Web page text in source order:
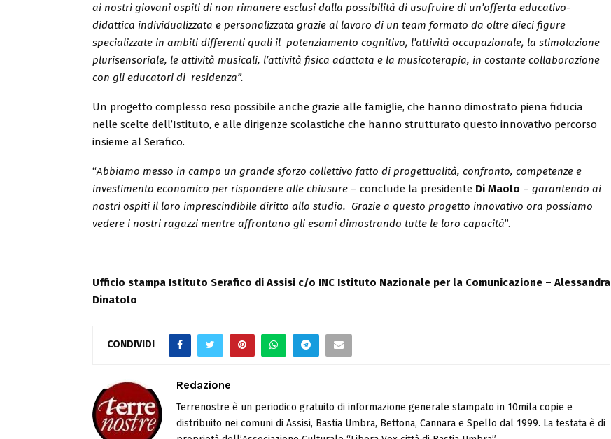
ai nostri giovani ospiti di non rimanere esclusi dalla possibilità di usufruire di un’offerta educativo-
didattica individualizzata e personalizzata grazie al lavoro di un team formato da oltre dieci figure
specializzate in ambiti differenti quali il potenziamento cognitivo, l’attività occupazionale, la stimolazione
plurisensoriale, le attività musicali, l’attività fisica adattata e la musicoterapia, in costante collaborazione
con gli educatori di residenza”.
Un progetto complesso reso possibile anche grazie alle famiglie, che hanno dimostrato piena fiducia
nelle scelte dell’Istituto, e alle dirigenze scolastiche che hanno strutturato questo innovativo percorso
insieme al Serafico.
“Abbiamo messo in campo un grande sforzo collettivo fatto di progettualità, confronto, competenze e
investimento economico per rispondere alle chiusure – conclude la presidente Di Maolo – garantendo ai
nostri ospiti il loro imprescindibile diritto allo studio. Grazie a questo progetto innovativo ora possiamo
vedere i nostri ragazzi mentre affrontano gli esami dimostrando tutte le loro capacità”.
Ufficio stampa Istituto Serafico di Assisi c/o INC Istituto Nazionale per la Comunicazione – Alessandra
Dinatolo
CONDIVIDI
Redazione
Terrenostre è un periodico gratuito di informazione generale stampato in 10mila copie e
distribuito nei comuni di Assisi, Bastia Umbra, Bettona, Cannara e Spello dal 1999. La testata è di